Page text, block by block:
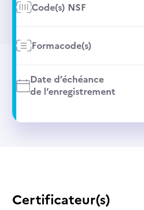
Code(s) NSF
Formacode(s)
Date d’échéance
de l’enregistrement
Certificateur(s)